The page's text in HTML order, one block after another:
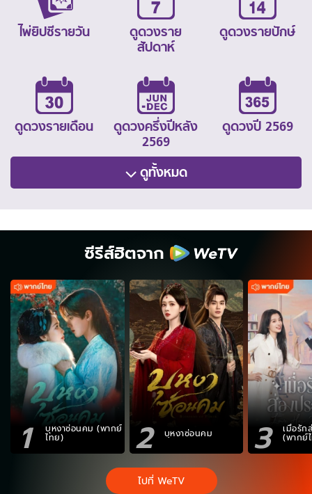
ไพ่ยิปซีรายวัน
ดูดวงราย
สัปดาห์
ดูดวงรายปักษ์
ดูดวงรายเดือน
ดูดวงครึ่งปีหลัง
2569
ดูดวงปี 2569
ดูทั้งหมด
ซีรีส์ฮิตจาก
1 บุหงาซ่อนคม (พากย์
ไทย) 2 บุหงาซ่อนคม 3 เมื่อรัก
(พากย์
ไปที่ WeTV